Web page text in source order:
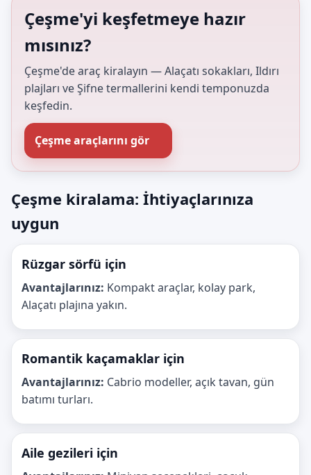
Çeşme'yi keşfetmeye hazır
mısınız?
Çeşme'de araç kiralayın — Alaçatı sokakları, Ildırı
plajları ve Şifne termallerini kendi temponuzda
keşfedin.
Çeşme araçlarını gör
Çeşme kiralama: İhtiyaçlarınıza
uygun
Rüzgar sörfü için
Avantajlarınız: Kompakt araçlar, kolay park,
Alaçatı plajına yakın.
Romantik kaçamaklar için
Avantajlarınız: Cabrio modeller, açık tavan, gün
batımı turları.
Aile gezileri için